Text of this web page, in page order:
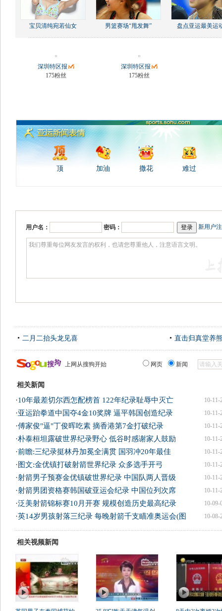
宝贝清纯宛若仙女 男篮赛场“甩发舞” 盘点亚运最美运
深圳特区报
175粉丝
深圳特区报
175粉丝
顶 加油 撒花 难过
用户名： 密码： 新用户
二月二抬头龙见喜 直击归真堂养
上网从搜狗开始 网页 新闻
相关新闻
10-11-
·10年最差切尔西怎配榜首 122年纪录耻辱中灭亡
10-11-
·亚运跆拳道中国夺4金10奖牌 逼平韩国创造纪录
10-11-
·傅家俊"逼"丁俊晖吃素 摘香港第7金打破纪录
10-11-
·朴泰桓坦露破世界纪录野心 低谷时感谢家人鼓励
10-11-
·前瞻:三纪录挺林丹加冕全满贯 国羽冲20年最佳
10-11-
· 图文:金优镇打破射箭世界纪录 众多选手开弓
10-11-
·射箭男子预赛金优镇破世界纪录 中国队两人晋级
10-11-
·射箭男团资格赛韩国破亚运会纪录 中国位列次席
10-09-
·泛美射箭锦标赛10月开赛 规模创造历史最高纪录
10-08-
·英14岁男孩射落三纪录 每晚射箭千支瞄准奥运会(图
相关视频新闻